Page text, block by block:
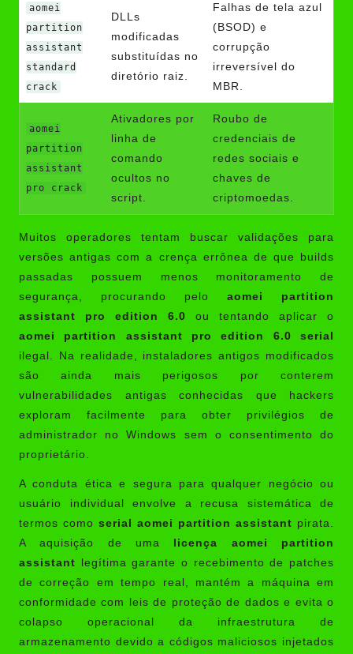
aomei
partition
assistant
standard
crack
DLLs
modificadas
substituídas no
diretório raiz.
Falhas de tela azul
(BSOD) e
corrupção
irreversível do
MBR.
aomei
partition
assistant
pro crack
Ativadores por
linha de
comando
ocultos no
script.
Roubo de
credenciais de
redes sociais e
chaves de
criptomoedas.
Muitos operadores tentam buscar validações para
versões antigas com a crença errônea de que builds
passadas possuem menos monitoramento de
segurança, procurando pelo aomei partition
assistant pro edition 6.0 ou tentando aplicar o
aomei partition assistant pro edition 6.0 serial
ilegal. Na realidade, instaladores antigos modificados
são ainda mais perigosos por conterem
vulnerabilidades antigas conhecidas que hackers
exploram facilmente para obter privilégios de
administrador no Windows sem o consentimento do
proprietário.
A conduta ética e segura para qualquer negócio ou
usuário individual envolve a recusa sistemática de
termos como serial aomei partition assistant pirata.
A aquisição de uma
licença aomei partition
assistant legítima garante o recebimento de patches
de correção em tempo real, mantém a máquina em
conformidade com leis de proteção de dados e evita o
colapso operacional da infraestrutura de
armazenamento devido a códigos maliciosos injetados